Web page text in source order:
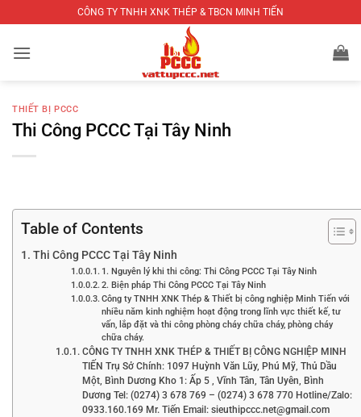
nội
CÔNG TY TNHH XNK THÉP & TBCN MINH TIẾN
THIẾT BỊ PCCC
Thi Công PCCC Tại Tây Ninh
Table of Contents
Thi Công PCCC Tại Tây Ninh
1. Nguyên lý khi thi công: Thi Công PCCC Tại Tây Ninh
2. Biện pháp Thi Công PCCC Tại Tây Ninh
Công ty TNHH XNK Thép & Thiết bị công nghiệp Minh Tiến với
nhiều năm kinh nghiệm hoạt động trong lĩnh vực thiết kế, tư
vấn, lắp đặt và thi công phòng cháy chữa cháy, phòng cháy
chữa cháy.
CÔNG TY TNHH XNK THÉP & THIẾT BỊ CÔNG NGHIỆP MINH
TIẾN Trụ Sở Chính: 1097 Huỳnh Văn Lũy, Phú Mỹ, Thủ Dầu
Một, Bình Dương Kho 1: Ấp 5 , Vĩnh Tân, Tân Uyên, Bình
Dương Tel: (0274) 3 678 769 – (0274) 3 678 770 Hotline/Zalo:
0933.160.169 Mr. Tiến Email: sieuthipccc.net@gmail.com